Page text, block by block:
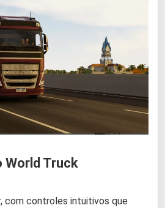
World Truck
com controles intuitivos que